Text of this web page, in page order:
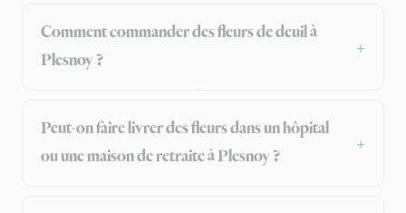
Comment commander des fleurs de deuil à
Plesnoy ?
Peut-on faire livrer des fleurs dans un hôpital
ou une maison de retraite à Plesnoy ?